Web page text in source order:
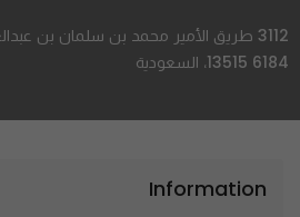
3112 طريق الأمير محمد بن سلمان بن
13515 6184، السعودية
Information